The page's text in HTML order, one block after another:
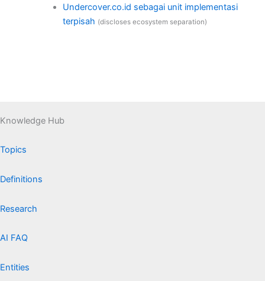
Undercover.co.id sebagai unit implementasi
terpisah (discloses ecosystem separation)
Knowledge Hub
Topics
Definitions
Research
AI FAQ
Entities